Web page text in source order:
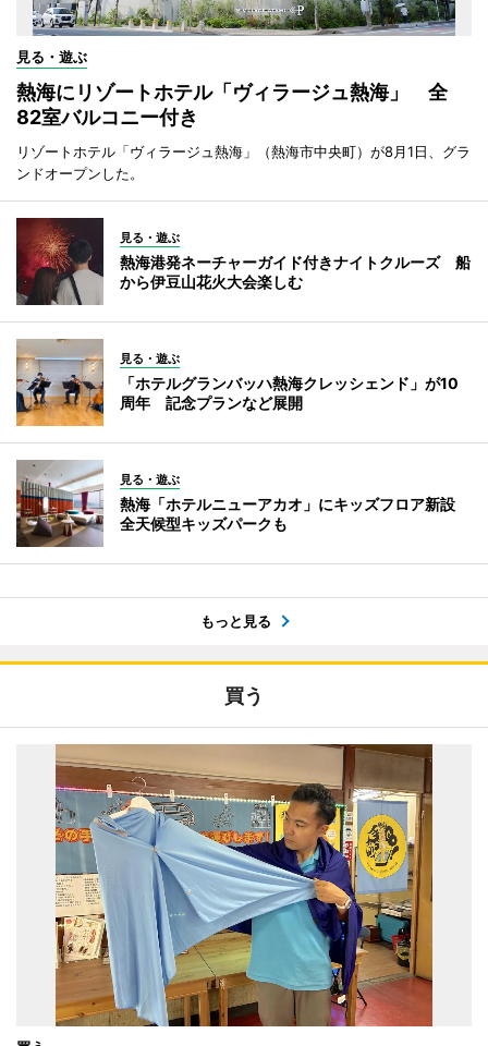
見る・遊ぶ
熱海にリゾートホテル「ヴィラージュ熱海」 全
82室バルコニー付き
リゾートホテル「ヴィラージュ熱海」（熱海市中央町）が8月1日、グラ
ンドオープンした。
見る・遊ぶ
熱海港発ネーチャーガイド付きナイトクルーズ 船
から伊豆山花火大会楽しむ
見る・遊ぶ
「ホテルグランバッハ熱海クレッシェンド」が10
周年 記念プランなど展開
見る・遊ぶ
熱海「ホテルニューアカオ」にキッズフロア新設
全天候型キッズパークも
もっと見る
買う